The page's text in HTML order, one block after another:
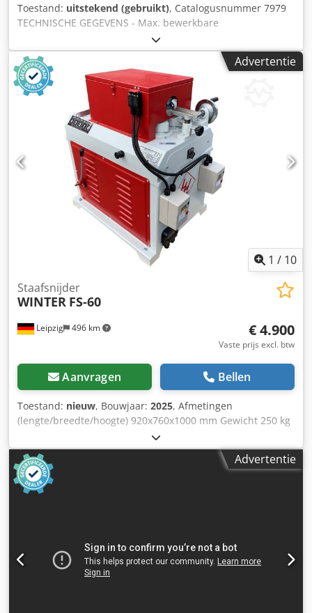
Toestand: uitstekend (gebruikt), Catalogusnummer 7979
TECHNISCHE GEGEVENS - Max. bewerkbare
deuveldiameter: 130 mm - Ingezette huls: 57 mm - Min.
invoermateriaal lengte: 800 mm - Aandrijfmotor van de
meskop: 18,5 kW - 4 voedingssnelheden + vooruit/achteruit
- Voedingsmotor: 2,2 kW Achtereenvolgens: - 6 stuks
aangedreven, getande invoerwalsen - 3-messenkop - 6
stuks aangedreven, gladde uitvoerwalsen -
Afzuigaansluitdiameter: 140 mm - Extra hulzen
inbegrepen: 40, 45, 50, 75 mm - Afmetingen (l/b/h):
3100x1300x1400 mm - Gewicht: 2100 kg VOORDELEN –
Poolse productie Dedpjzcc Rvsfx Apmsck – 3-messenkop –
Extra hulzen inbegrepen: 40, 45, 50, 75 mm – Gebruikte
draaibank, in zeer goede staat Nettoprijs: 31.900 PLN
Nettoprijs: 7.590 EUR (afhankelijk van een koers van 4,2
EUR) (Prijzen kunnen variëren bij grotere
wisselkoersschommelingen)
Advertentie
1 / 10
Leipzig 496 km
Staafsnijder
WINTER FS-60
€ 4.900
Vaste prijs excl. btw
Aanvragen Bellen
Toestand: nieuw, Bouwjaar: 2025, Afmetingen
(lengte/breedte/hoogte) 920x760x1000 mm Gewicht 250 kg
Totaal benodigd vermogen 5,5 kW Ronde
staaffreesmachine FS-60 - Werkbereik 10 - 60 mm - min.
werkstuklengte 300 mm - Freesmotor 4,0 kW -
Voedingsmotor 1,5 kW - Spanning 400 V / 50 Hz - Snelheid
3000 tpm. - Voedingssnelheden 6,9,13,16 m/min. Dcodpfjvz
Freesdiameter 10 mm met hardmetalen mes en 2
uittrekbare rollen € 395,00 - Freesdiameter 15 mm met
hardmetalen mes en 2 uittrekbare rollen € 395,00 -
Advertentie